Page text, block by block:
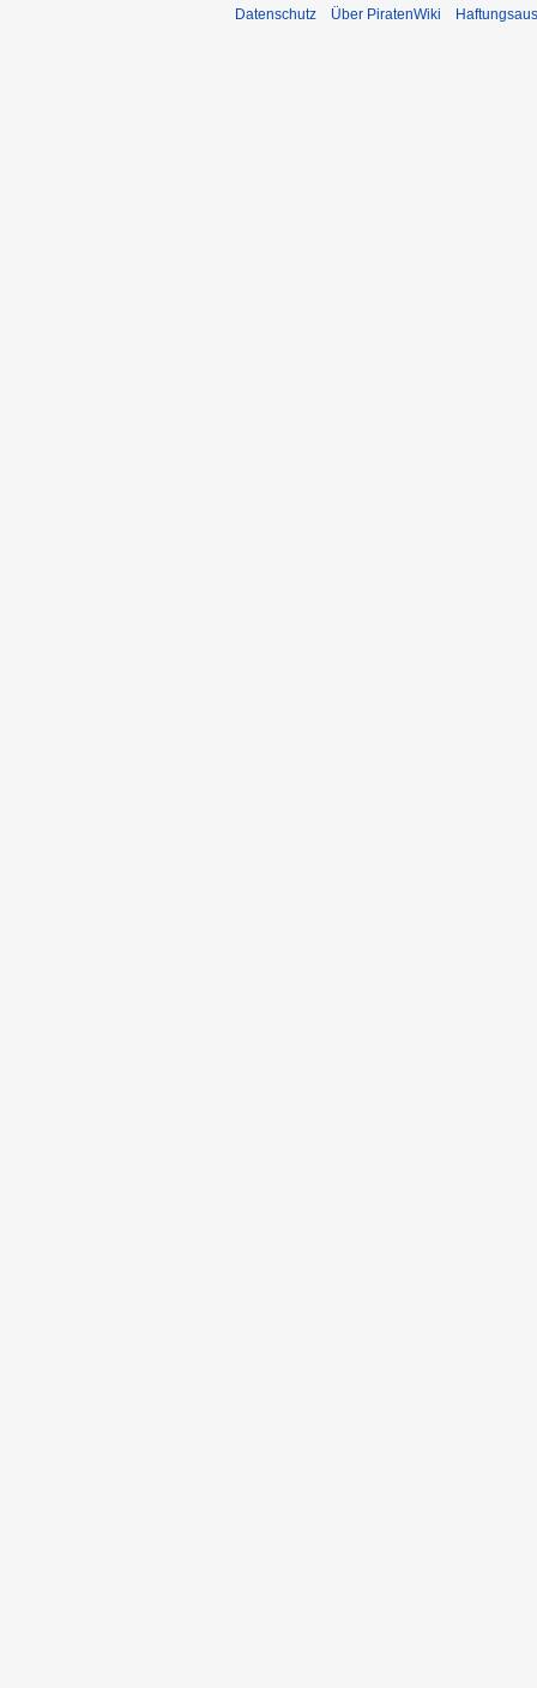
Datenschutz Über PiratenWiki